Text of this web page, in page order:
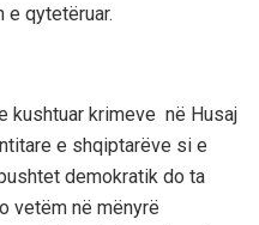
e qytetëruar.
kushtuar krimeve në Husaj
e shqiptarëve si e
demokratik do ta
vetëm në mënyrë